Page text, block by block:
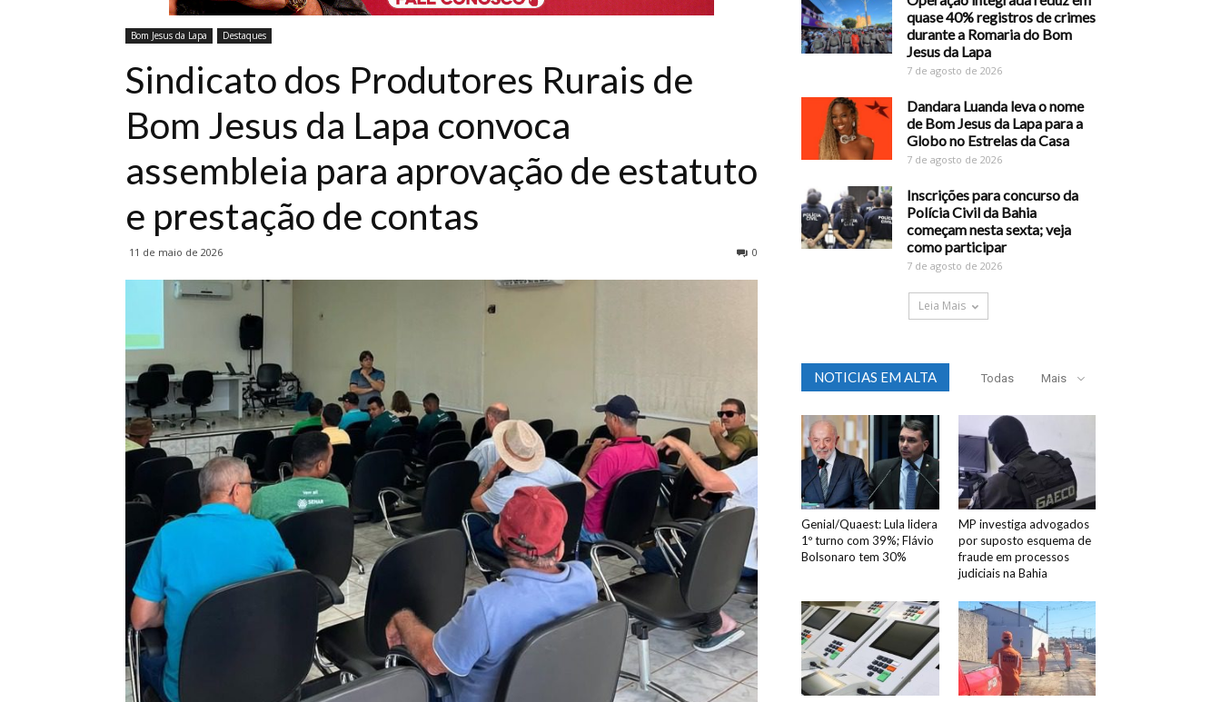
Bom Jesus da Lapa Destaques
Sindicato dos Produtores Rurais de
Bom Jesus da Lapa convoca
assembleia para aprovação de estatuto
e prestação de contas
11 de maio de 2026 0
quase 40% registros de crimes
durante a Romaria do Bom
Jesus da Lapa
7 de agosto de 2026
Dandara Luanda leva o nome
de Bom Jesus da Lapa para a
Globo no Estrelas da Casa
7 de agosto de 2026
Inscrições para concurso da
Polícia Civil da Bahia
começam nesta sexta; veja
como participar
7 de agosto de 2026
Leia Mais
NOTICIAS EM ALTA Todas Mais
Genial/Quaest: Lula lidera
1º turno com 39%; Flávio
Bolsonaro tem 30%
MP investiga advogados
por suposto esquema de
fraude em processos
judiciais na Bahia